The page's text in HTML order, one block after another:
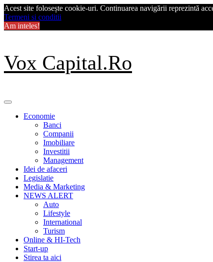
Acest site folosește cookie-uri. Continuarea navigării reprezintă
Termeni si conditii
Am inteles!
Skip
to
content
Vox Capital.Ro
Primary
Economie
Banci
Companii
Imobiliare
Investitii
Management
Idei de afaceri
Legislatie
Media & Marketing
NEWS ALERT
Auto
Lifestyle
International
Turism
Online & HI-Tech
Start-up
Stirea ta aici